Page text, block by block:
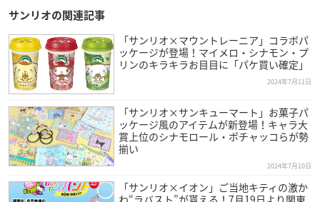
サンリオの関連記事
「サンリオ×マウントレーニア」コラボパ
ッケージが登場！マイメロ・シナモン・プ
リンのキラキラお目目に「パケ買い確定」
2024年7月11日
「サンリオ×サンキューマート」お菓子パ
ッケージ風のアイテムが新登場！キャラ大
賞上位のシナモロール・ポチャッコらが勢
揃い
2024年7月10日
「サンリオ×イオン」ご当地キティの激か
わ“ラバスト”が貰える！7月19日より関東